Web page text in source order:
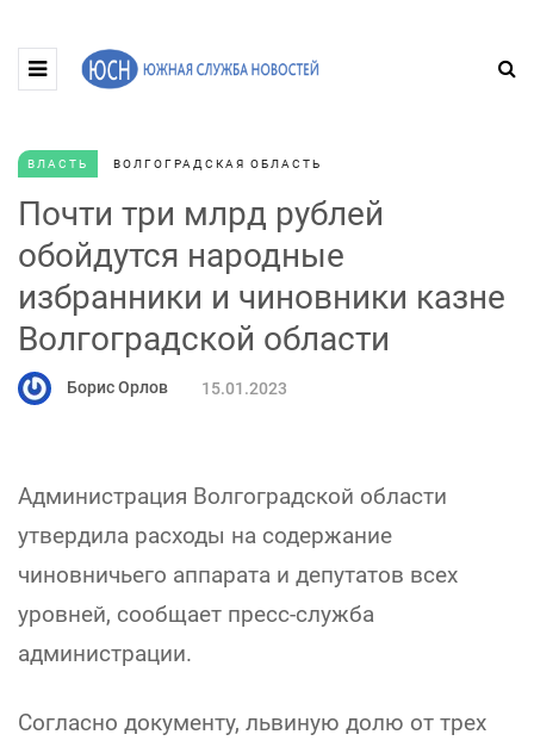
ВЛАСТЬ ВОЛГОГРАДСКАЯ ОБЛАСТЬ
Почти три млрд рублей
обойдутся народные
избранники и чиновники казне
Волгоградской области
Борис Орлов 15.01.2023
Администрация Волгоградской области
утвердила расходы на содержание
чиновничьего аппарата и депутатов всех
уровней, сообщает пресс-служба
администрации.
Согласно документу, львиную долю от трех